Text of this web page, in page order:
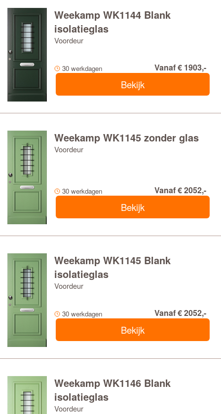
Weekamp WK1144 Blank
isolatieglas
Voordeur
30 werkdagen Vanaf € 1903,-
Bekijk
Weekamp WK1145 zonder glas
Voordeur
30 werkdagen Vanaf € 2052,-
Bekijk
Weekamp WK1145 Blank
isolatieglas
Voordeur
30 werkdagen Vanaf € 2052,-
Bekijk
Weekamp WK1146 Blank
isolatieglas
Voordeur